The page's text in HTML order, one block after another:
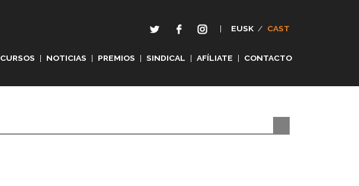
| EUSK / CAST
CURSOS | NOTICIAS | PREMIOS | SINDICAL | AFÍLIATE | CONTACTO